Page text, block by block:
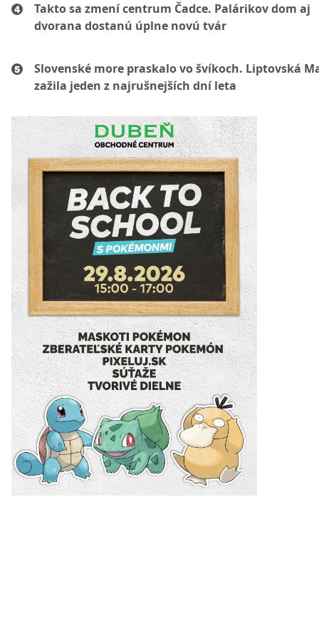
Takto sa zmení centrum Čadce. Palárikov dom aj
dvorana dostanú úplne novú tvár
Slovenské more praskalo vo švíkoch. Liptovská
zažila jeden z najrušnejších dní leta